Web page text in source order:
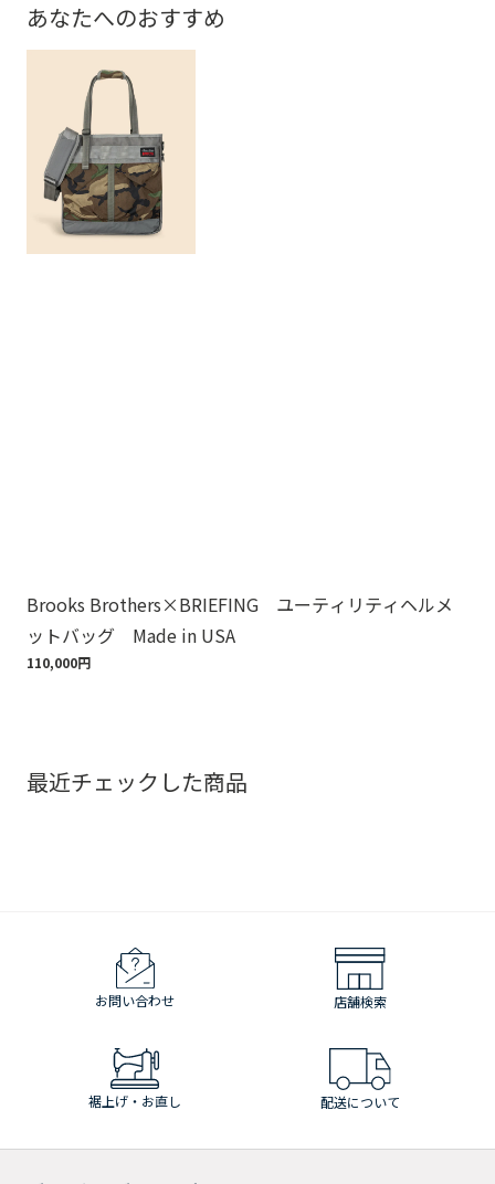
あなたへのおすすめ
Brooks Brothers×BRIEFING ユーティリティヘルメ
ットバッグ Made in USA
110,000円
最近チェックした商品
お問い合わせ 店舗検索
裾上げ・お直し 配送について